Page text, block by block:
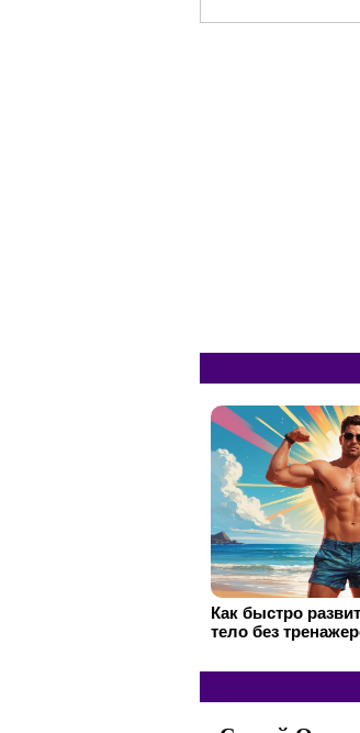
Как быстро
тело без